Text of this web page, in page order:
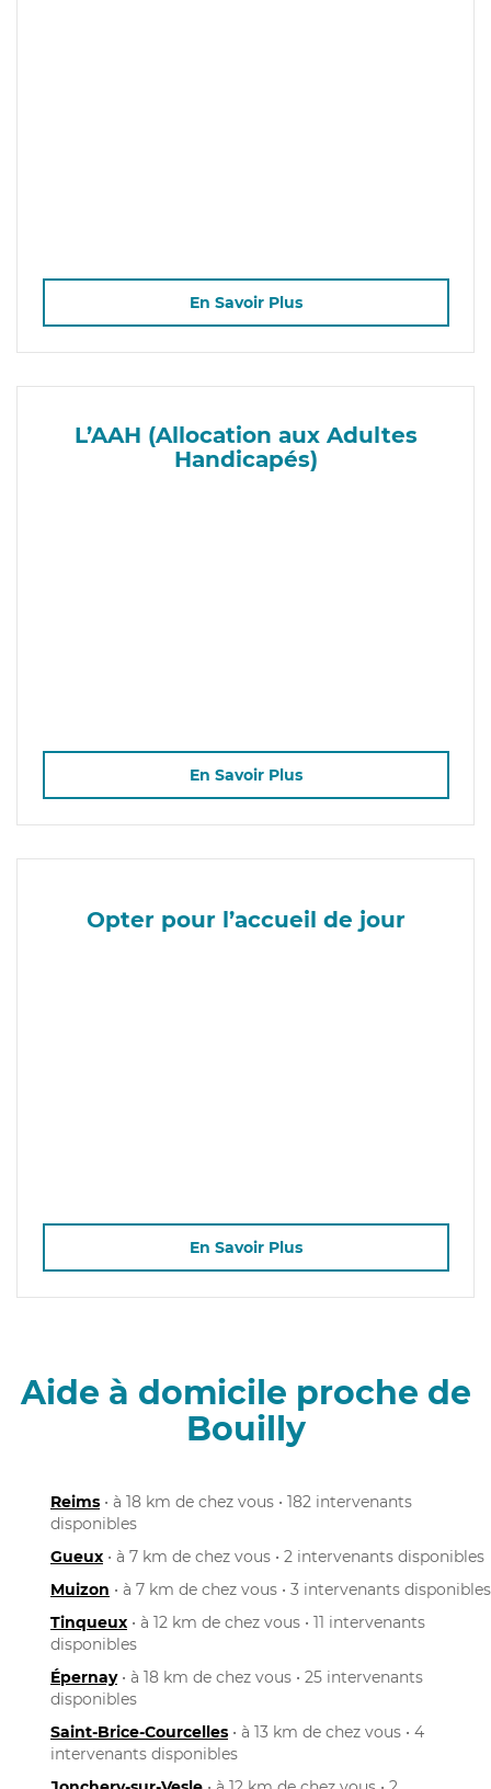
En Savoir Plus
L’AAH (Allocation aux Adultes
Handicapés)
En Savoir Plus
Opter pour l’accueil de jour
En Savoir Plus
Aide à domicile proche de
Bouilly
Reims • à 18 km de chez vous • 182 intervenants
disponibles
Gueux • à 7 km de chez vous • 2 intervenants disponibles
Muizon • à 7 km de chez vous • 3 intervenants disponibles
Tinqueux • à 12 km de chez vous • 11 intervenants
disponibles
Épernay• à 18 km de chez vous • 25 intervenants
disponibles
Saint-Brice-Courcelles • à 13 km de chez vous • 4
intervenants disponibles